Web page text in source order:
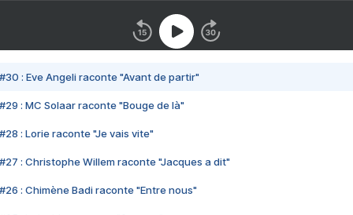
#30 : Eve Angeli raconte "Avant de partir"
#29 : MC Solaar raconte "Bouge de là"
#28 : Lorie raconte "Je vais vite"
#27 : Christophe Willem raconte "Jacques a dit"
#26 : Chimène Badi raconte "Entre nous"